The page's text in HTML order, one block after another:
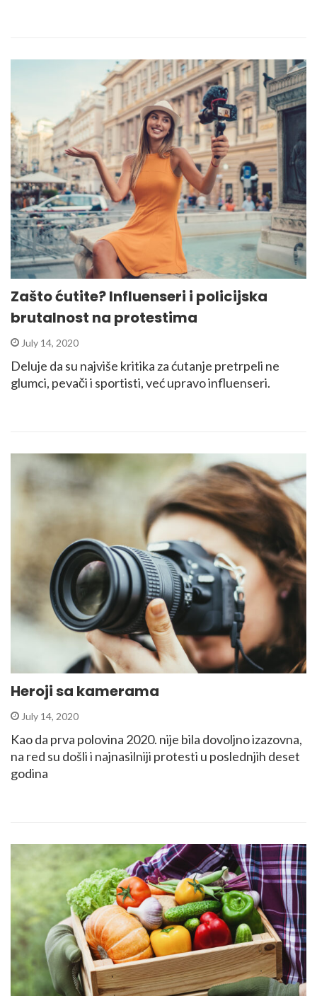
Zašto ćutite? Influenseri i policijska
brutalnost na protestima
July 14, 2020
Deluje da su najviše kritika za ćutanje pretrpeli ne
glumci, pevači i sportisti, već upravo influenseri.
Heroji sa kamerama
July 14, 2020
Kao da prva polovina 2020. nije bila dovoljno izazovna,
na red su došli i najnasilniji protesti u poslednjih deset
godina